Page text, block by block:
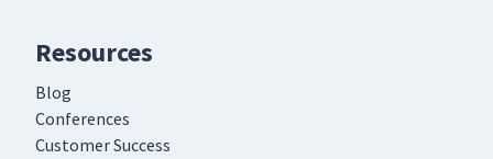
Resources
Blog
Conferences
Customer Success